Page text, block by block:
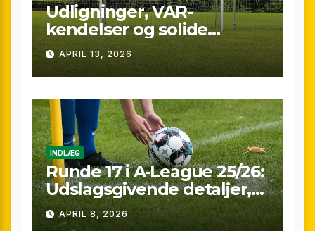
Udligninger, VAR-
kendelser og solide
præstationer: Overblik
over A-League runde 24
(25/26)
APRIL 13, 2026
INDLÆG
Runde 17 i A-League 25/26:
Udslagsgivende detaljer,
sene scoringer og VAR-
drama
APRIL 8, 2026